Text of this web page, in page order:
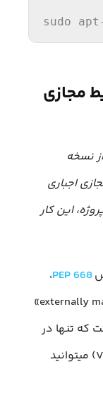
sudo
مجازی
نسخه
اجباری
این کار
PEP 668،
محیط‌های پایه پایتون به‌عنوان «externally managed»
که تنها در
محیط‌های مجازی (Virtual Environments) میتوانید